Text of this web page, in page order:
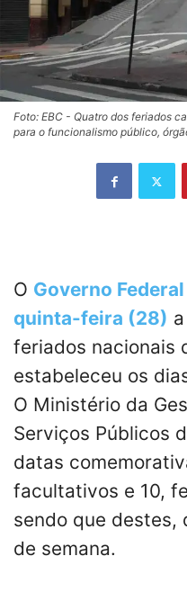
Foto: EBC - Quatro dos feriados
para o funcionalismo público,
O Governo Federal
quinta-feira (28)
feriados nacionais
estabeleceu os
O Ministério da
Serviços Públicos
datas
facultativos e 10,
sendo que destes,
de semana.